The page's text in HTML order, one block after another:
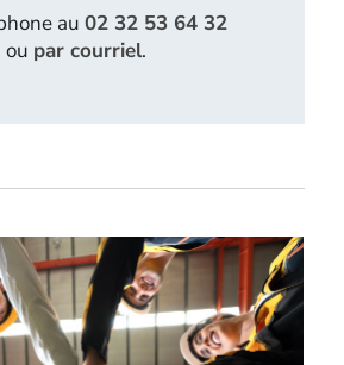
au02 32 53 64 32
ou par courriel.